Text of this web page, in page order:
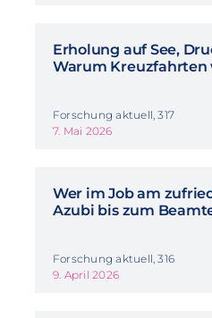
Erholung auf See,
Warum Kreuzfahrten
Forschung aktuell, 317
7. Mai 2026
Wer im Job am
Azubi bis zum
Forschung aktuell, 316
9. April 2026